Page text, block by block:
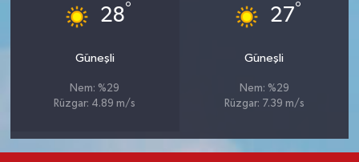
28°
Güneşli
Nem: %29
Rüzgar: 4.89 m/s
27°
Güneşli
Nem: %29
Rüzgar: 7.39 m/s